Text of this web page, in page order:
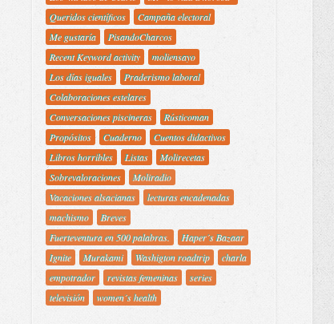
Queridos científicos
Campaña electoral
Me gustaría
PisandoCharcos
Recent Keyword activity
moliensayo
Los días iguales
Praderismo laboral
Colaboraciones estelares
Conversaciones piscineras
Rústicoman
Propósitos
Cuaderno
Cuentos didactivos
Libros horribles
Listas
Molirecetas
Sobrevaloraciones
Moliradio
Vacaciones alsacianas
lecturas encadenadas
machismo
Breves
Fuerteventura en 500 palabras.
Haper´s Bazaar
Ignite
Murakami Washigton roadtrip
charla
empotrador
revistas femeninas
series
televisión
women´s health